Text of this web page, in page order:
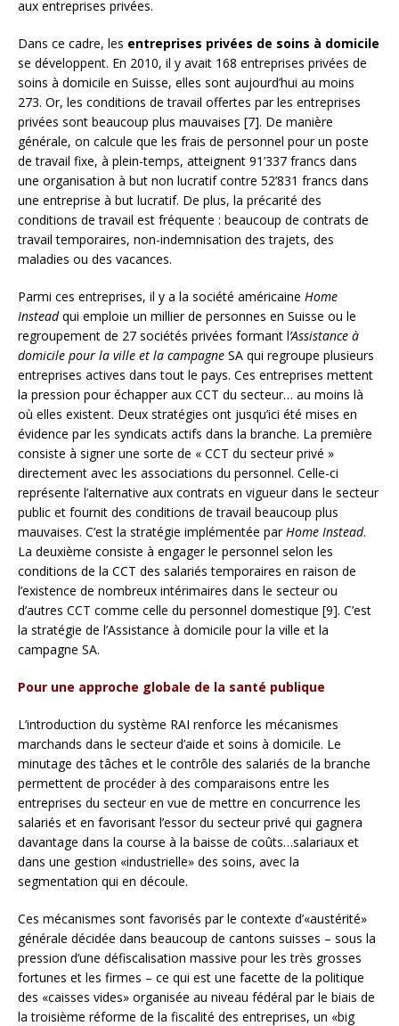
aux entreprises privées.
Dans ce cadre, les entreprises privées de soins à domicile
se développent. En 2010, il y avait 168 entreprises privées de
soins à domicile en Suisse, elles sont aujourd’hui au moins
273. Or, les conditions de travail offertes par les entreprises
privées sont beaucoup plus mauvaises [7]. De manière
générale, on calcule que les frais de personnel pour un poste
de travail fixe, à plein-temps, atteignent 91’337 francs dans
une organisation à but non lucratif contre 52’831 francs dans
une entreprise à but lucratif. De plus, la précarité des
conditions de travail est fréquente : beaucoup de contrats de
travail temporaires, non-indemnisation des trajets, des
maladies ou des vacances.
Parmi ces entreprises, il y a la société américaine Home
Insteadqui emploie un millier de personnes en Suisse ou le
regroupement de 27 sociétés privées formant l’Assistance à
domicile pour la ville et la campagne SA qui regroupe plusieurs
entreprises actives dans tout le pays. Ces entreprises mettent
la pression pour échapper aux CCT du secteur… au moins là
où elles existent. Deux stratégies ont jusqu’ici été mises en
évidence par les syndicats actifs dans la branche. La première
consiste à signer une sorte de « CCT du secteur privé »
directement avec les associations du personnel. Celle-ci
représente l’alternative aux contrats en vigueur dans le secteur
public et fournit des conditions de travail beaucoup plus
mauvaises. C’est la stratégie implémentée parHome Instead.
La deuxième consiste à engager le personnel selon les
conditions de la CCT des salariés temporaires en raison de
l’existence de nombreux intérimaires dans le secteur ou
d’autres CCT comme celle du personnel domestique [9]. C’est
la stratégie de l’Assistance à domicile pour la ville et la
campagne SA.
Pour une approche globale de la santé publique
L’introduction du système RAI renforce les mécanismes
marchands dans le secteur d’aide et soins à domicile. Le
minutage des tâches et le contrôle des salariés de la branche
permettent de procéder à des comparaisons entre les
entreprises du secteur en vue de mettre en concurrence les
salariés et en favorisant l’essor du secteur privé qui gagnera
davantage dans la course à la baisse de coûts…salariaux et
dans une gestion «industrielle» des soins, avec la
segmentation qui en découle.
Ces mécanismes sont favorisés par le contexte d’«austérité»
générale décidée dans beaucoup de cantons suisses – sous la
pression d’une défiscalisation massive pour les très grosses
fortunes et les firmes – ce qui est une facette de la politique
des «caisses vides» organisée au niveau fédéral par le biais de
la troisième réforme de la fiscalité des entreprises, un «big